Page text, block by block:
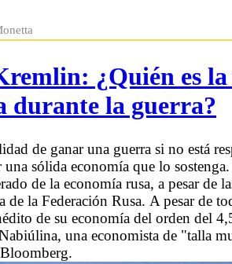
¿Quién es
durante la guerra?
de ganar una guerra si no está
sólida economía que lo
de la economía rusa, a pesar de
de la Federación Rusa. A pesar de
de su economía del orden del
una economista de "talla